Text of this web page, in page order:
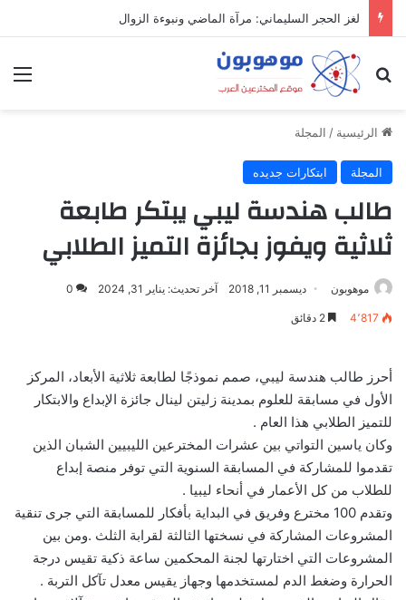
لغز الحجر السليماني: مرآة الماضي ونبوءة الزوال
بحث عن
الرئيسية / المجلة
المجلة ابتكارات جديده
طالب هندسة ليبي يبتكر طابعة
ثلاثية ويفوز بجائزة التميز الطلابي
موهوبون ديسمبر 11, 2018 آخر تحديث: يناير 31, 2024 0
4٬817
أحرز طالب هندسة ليبي، صمم نموذجًا لطابعة ثلاثية الأبعاد، المركز
الأول في مسابقة للعلوم بمدينة زليتن لينال جائزة الإبداع والابتكار
للتميز الطلابي هذا العام .
وكان ياسين التواتي بين عشرات المخترعين الليبيين الشبان الذين
تقدموا للمشاركة في المسابقة السنوية التي توفر منصة إبداع
للطلاب من كل الأعمار في أنحاء ليبيا .
وتقدم 100 مخترع وفريق في البداية بأفكار للمسابقة التي جرى تنقية
المشروعات المشاركة في نسختها الثالثة لقرابة الثلث .ومن بين
المشروعات التي اختارتها لجنة المحكمين ساعة ذكية تقيس درجة
الحرارة وضغط الدم لمستخدمها وجهاز يقيس معدل تآكل التربة .